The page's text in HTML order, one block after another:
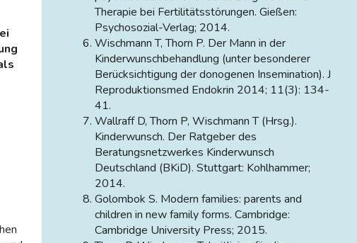
Therapie bei Fertilitätsstörungen. Gießen:
Psychosozial-Verlag; 2014.
Wischmann T, Thorn P. Der Mann in der
Kinderwunschbehandlung (unter besonderer
Berücksichtigung der donogenen Insemination). J
Reproduktionsmed Endokrin 2014; 11(3): 134-
41.
Wallraff D, Thorn P, Wischmann T (Hrsg.).
Kinderwunsch. Der Ratgeber des
Beratungsnetzwerkes Kinderwunsch
Deutschland (BKiD). Stuttgart: Kohlhammer;
2014.
Golombok S. Modern families: parents and
children in new family forms. Cambridge:
Cambridge University Press; 2015.